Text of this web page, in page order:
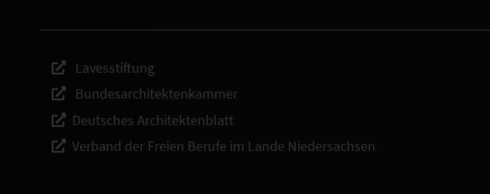
Lavesstiftung
Bundesarchitektenkammer
Deutsches Architektenblatt
Verband der Freien Berufe im Lande Niedersachsen